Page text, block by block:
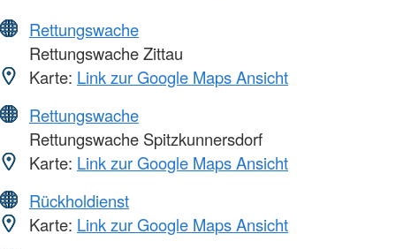
Rettungswache
Rettungswache Zittau
Karte: Link zur Google Maps Ansicht
Rettungswache
Rettungswache Spitzkunnersdorf
Karte: Link zur Google Maps Ansicht
Rückholdienst
Karte: Link zur Google Maps Ansicht